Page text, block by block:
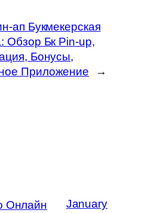
ап Букмекерская
Обзор Бк Pin-up,
Бонусы,
Приложение
→
Онлайн
January